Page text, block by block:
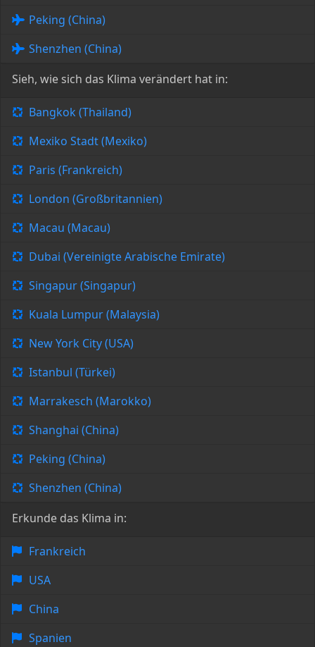
Peking (China)
Shenzhen (China)
Sieh, wie sich das Klima verändert hat in:
Bangkok (Thailand)
Mexiko Stadt (Mexiko)
Paris (Frankreich)
London (Großbritannien)
Macau (Macau)
Dubai (Vereinigte Arabische Emirate)
Singapur (Singapur)
Kuala Lumpur (Malaysia)
New York City (USA)
Istanbul (Türkei)
Marrakesch (Marokko)
Shanghai (China)
Peking (China)
Shenzhen (China)
Erkunde das Klima in:
Frankreich
USA
China
Spanien